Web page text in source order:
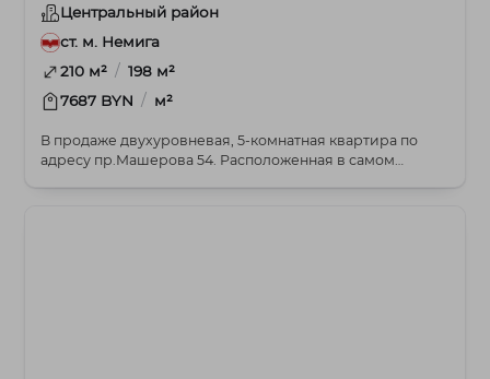
Центральный район
ст. м. Немига
210 м² / 198 м²
7687 BYN / м²
В продаже двухуровневая, 5-комнатная квартира по
адресу пр.Машерова 54. Расположенная в самом